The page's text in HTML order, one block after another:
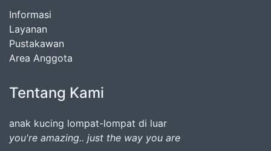
Informasi
Layanan
Pustakawan
Area Anggota
Tentang Kami
anak kucing lompat-lompat di luar
you're amazing.. just the way you are